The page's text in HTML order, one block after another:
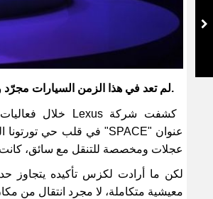
.لم تعد في هذا الزمن السيارات مجرّد
كشفت شركة Lexus خلال فعاليات
عنوان "SPACE" في قلب حي تورتونا
عجلات ومخصصة للتنقل مع سائق،
لكن ما أرادت لكزس تأكيده يتجاوز
معيشية متكاملة، لا مجرد انتقال من